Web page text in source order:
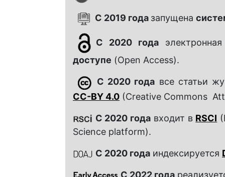
С 2019 года запущена
C 2020 года
доступе (Open Access).
С 2020 года все статьи
CC-BY 4.0 (Creative Commons
C 2020 года входит в RSCI
Science platform).
С 2020 года индексируется
С 2022 года